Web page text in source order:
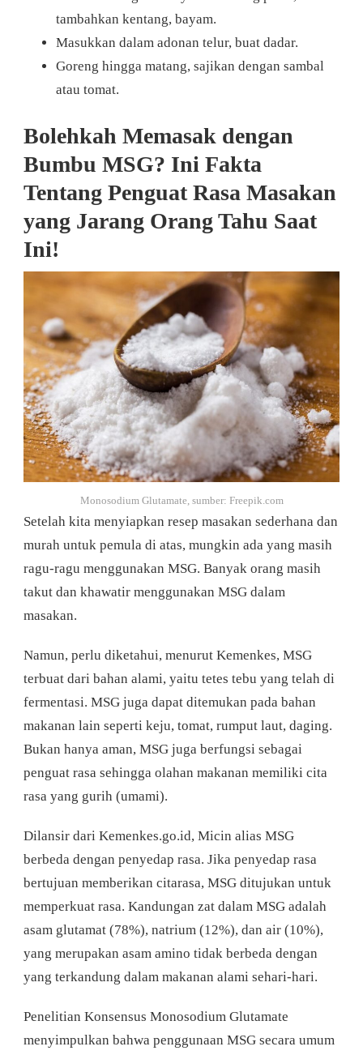
tambahkan kentang, bayam.
Masukkan dalam adonan telur, buat dadar.
Goreng hingga matang, sajikan dengan sambal
atau tomat.
Bolehkah Memasak dengan
Bumbu MSG? Ini Fakta
Tentang Penguat Rasa Masakan
yang Jarang Orang Tahu Saat
Ini!
Monosodium Glutamate, sumber: Freepik.com
Setelah kita menyiapkan resep masakan sederhana dan
murah untuk pemula di atas, mungkin ada yang masih
ragu-ragu menggunakan MSG. Banyak orang masih
takut dan khawatir menggunakan MSG dalam
masakan.
Namun, perlu diketahui, menurut Kemenkes, MSG
terbuat dari bahan alami, yaitu tetes tebu yang telah di
fermentasi. MSG juga dapat ditemukan pada bahan
makanan lain seperti keju, tomat, rumput laut, daging.
Bukan hanya aman, MSG juga berfungsi sebagai
penguat rasa sehingga olahan makanan memiliki cita
rasa yang gurih (umami).
Dilansir dari Kemenkes.go.id, Micin alias MSG
berbeda dengan penyedap rasa. Jika penyedap rasa
bertujuan memberikan citarasa, MSG ditujukan untuk
memperkuat rasa. Kandungan zat dalam MSG adalah
asam glutamat (78%), natrium (12%), dan air (10%),
yang merupakan asam amino tidak berbeda dengan
yang terkandung dalam makanan alami sehari-hari.
Penelitian Konsensus Monosodium Glutamate
menyimpulkan bahwa penggunaan MSG secara umum